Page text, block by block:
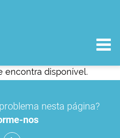
encontra disponível.
nesta página?
nos